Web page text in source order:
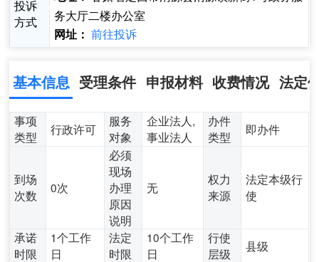
投诉
方式
务大厅二楼办公室
网址： 前往投诉
基本信息 受理条件 申报材料 收费情况 法定
事项
类型
行政许可
服务
对象
企业法人,
事业法人
办件
类型
即办件
到场
次数
0次
必须
现场
办理
原因
说明
无
权力
来源
法定本级行
使
承诺
时限
1个工作
日
法定
时限
10个工作
日
行使
层级
县级